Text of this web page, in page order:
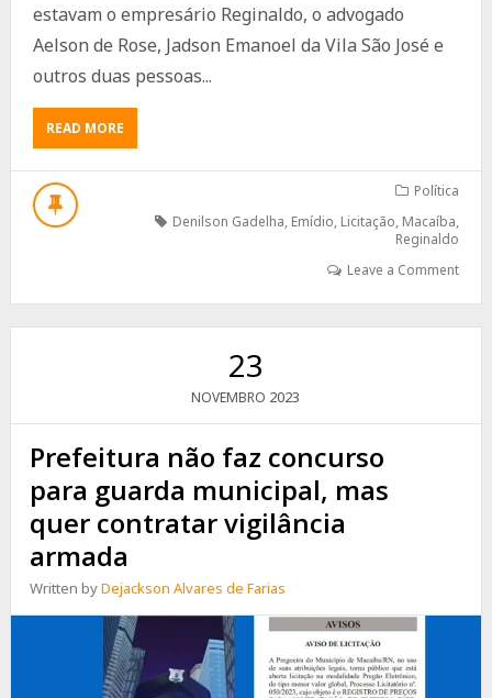
estavam o empresário Reginaldo, o advogado
Aelson de Rose, Jadson Emanoel da Vila São José e
outros duas pessoas...
READ MOREABOUT
EMPRESÁRIO
LIGADO
POLÍTICA
Política
Denilson Gadelha, Emídio, Licitação, Macaíba,
Reginaldo
Leave a Comment
23
NOVEMBRO 2023
Prefeitura não faz concurso
para guarda municipal, mas
quer contratar vigilância
armada
Written byDejackson Alvares de Farias